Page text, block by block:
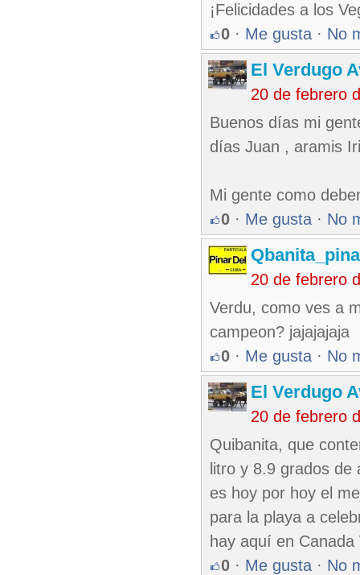
¡Felicidades a los
0 · Me gusta · No
El Verdugo
20 de febrero
Buenos días mi
días Juan , aramis
Mi gente como
0 · Me gusta · No
20 de febrero
Verdu, como ves a
campeon? jajajajaja
0 · Me gusta · No
El Verdugo
20 de febrero
Quibanita, que
litro y 8.9 grados
es hoy por hoy el
para la playa a
hay aquí en Canada
0 · Me gusta · No